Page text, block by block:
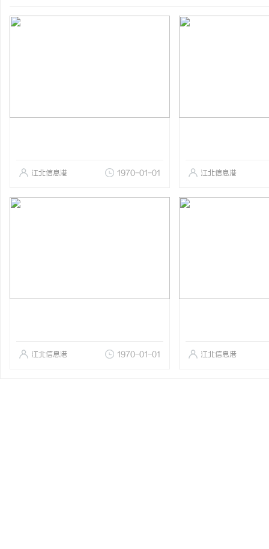
江北信息港 1970-01-01 江北信息港
江北信息港 1970-01-01 江北信息港